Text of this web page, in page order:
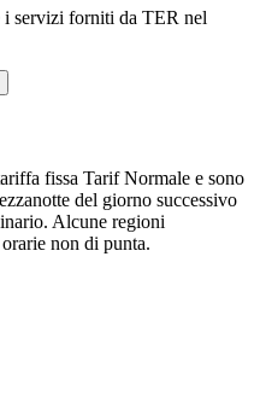
servizi forniti da TER nel
fissa Tarif Normale e sono
del giorno successivo
Alcune regioni
non di punta.